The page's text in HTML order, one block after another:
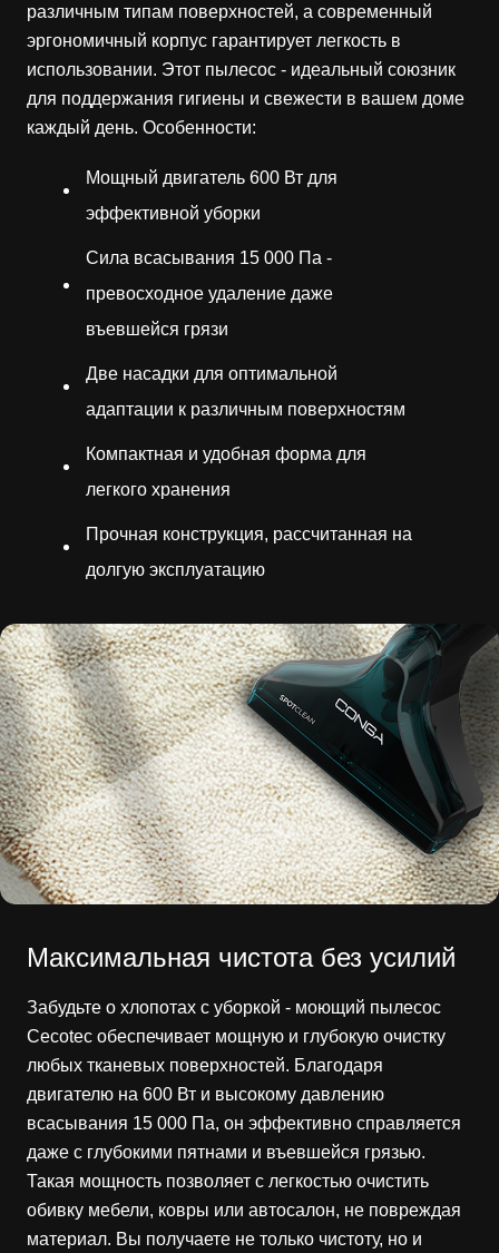
различным типам поверхностей, а современный
эргономичный корпус гарантирует легкость в
использовании. Этот пылесос - идеальный союзник
для поддержания гигиены и свежести в вашем доме
каждый день. Особенности:
Мощный двигатель 600 Вт для
эффективной уборки
Сила всасывания 15 000 Па -
превосходное удаление даже
въевшейся грязи
Две насадки для оптимальной
адаптации к различным поверхностям
Компактная и удобная форма для
легкого хранения
Прочная конструкция, рассчитанная на
долгую эксплуатацию
Максимальная чистота без усилий
Забудьте о хлопотах с уборкой - моющий пылесос
Cecotec обеспечивает мощную и глубокую очистку
любых тканевых поверхностей. Благодаря
двигателю на 600 Вт и высокому давлению
всасывания 15 000 Па, он эффективно справляется
даже с глубокими пятнами и въевшейся грязью.
Такая мощность позволяет с легкостью очистить
обивку мебели, ковры или автосалон, не повреждая
материал. Вы получаете не только чистоту, но и